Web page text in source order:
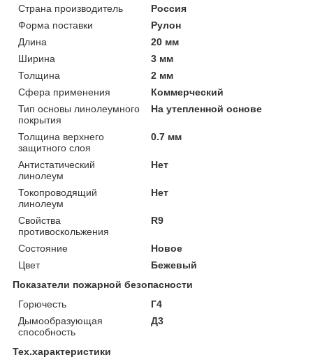
Страна производитель
Россия
Форма поставки
Рулон
Длина
20 мм
Ширина
3 мм
Толщина
2 мм
Сфера применения
Коммерческий
Тип основы линолеумного
покрытия
На утепленной основе
Толщина верхнего
защитного слоя
0.7 мм
Антистатический
линолеум
Нет
Токопроводящий
линолеум
Нет
Свойства
противоскольжения
R9
Состояние
Новое
Цвет
Бежевый
Показатели пожарной безопасности
Горючесть
Г4
Дымообразующая
способность
Д3
Тех.характеристики